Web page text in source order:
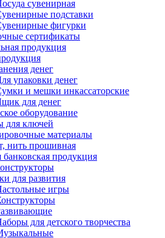
сувенирная
подставки
фигурки
сертификаты
продукция
денег
упаковки денег
и мешки инкассаторские
для денег
оборудование
для ключей
материалы
нить прошивная
банковская продукция
для развития
игры
для детского творчества